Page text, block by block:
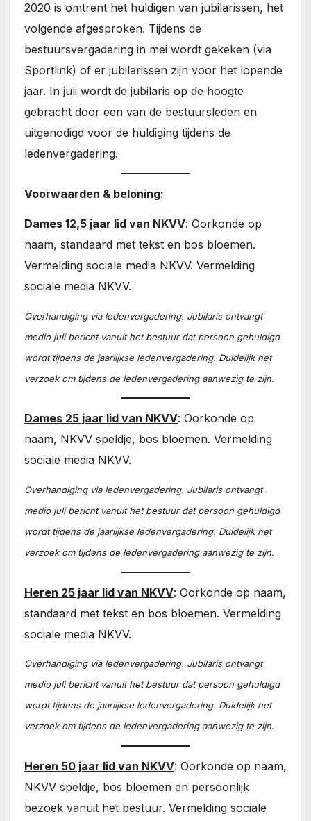
2020 is omtrent het huldigen van jubilarissen, het
volgende afgesproken. Tijdens de
bestuursvergadering in mei wordt gekeken (via
Sportlink) of er jubilarissen zijn voor het lopende
jaar. In juli wordt de jubilaris op de hoogte
gebracht door een van de bestuursleden en
uitgenodigd voor de huldiging tijdens de
ledenvergadering.
Voorwaarden & beloning:
Dames 12,5 jaar lid van NKVV: Oorkonde op
naam, standaard met tekst en bos bloemen.
Vermelding sociale media NKVV. Vermelding
sociale media NKVV.
Overhandiging via ledenvergadering. Jubilaris ontvangt
medio juli bericht vanuit het bestuur dat persoon gehuldigd
wordt tijdens de jaarlijkse ledenvergadering. Duidelijk het
verzoek om tijdens de ledenvergadering aanwezig te zijn.
Dames 25 jaar lid van NKVV: Oorkonde op
naam, NKVV speldje, bos bloemen. Vermelding
sociale media NKVV.
Overhandiging via ledenvergadering. Jubilaris ontvangt
medio juli bericht vanuit het bestuur dat persoon gehuldigd
wordt tijdens de jaarlijkse ledenvergadering. Duidelijk het
verzoek om tijdens de ledenvergadering aanwezig te zijn.
Heren 25 jaar lid van NKVV: Oorkonde op naam,
standaard met tekst en bos bloemen. Vermelding
sociale media NKVV.
Overhandiging via ledenvergadering. Jubilaris ontvangt
medio juli bericht vanuit het bestuur dat persoon gehuldigd
wordt tijdens de jaarlijkse ledenvergadering. Duidelijk het
verzoek om tijdens de ledenvergadering aanwezig te zijn.
Heren 50 jaar lid van NKVV: Oorkonde op naam,
NKVV speldje, bos bloemen en persoonlijk
bezoek vanuit het bestuur. Vermelding sociale